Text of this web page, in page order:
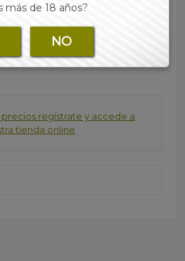
precios regístrate y accede a
tienda online
más de 18 años?
NO